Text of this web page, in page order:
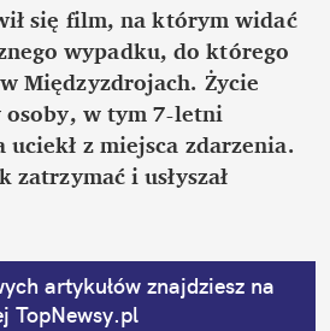
się film, na którym widać
wypadku, do którego
Międzyzdrojach. Życie
w tym 7-letni
z miejsca zdarzenia.
zatrzymać i usłyszał
artykułów znajdziesz na
TopNewsy.pl